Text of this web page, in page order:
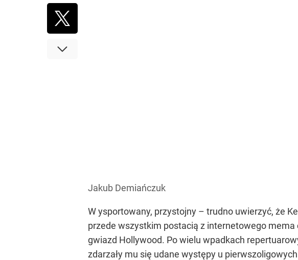
Jakub Demiańczuk
W ysportowany, przystojny – trudno uwierzyć, że
przede wszystkim postacią z internetowego mema
gwiazd Hollywood. Po wielu wpadkach
zdarzały mu się udane występy u